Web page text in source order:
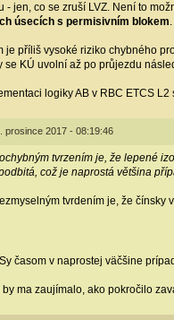
- jen, co se zruší LVZ. Není to
úsecích s permisivním blokem
je příliš vysoké riziko chybného
se KÚ uvolní až po průjezdu
logiky AB v RBC ETCS
prosince 2017 - 08:19:46
tvrzením je, že lepené
což je naprostá většina
tvrdením je, že
časom v naprostej väčšine
by ma zaujímalo, ako pokročilo